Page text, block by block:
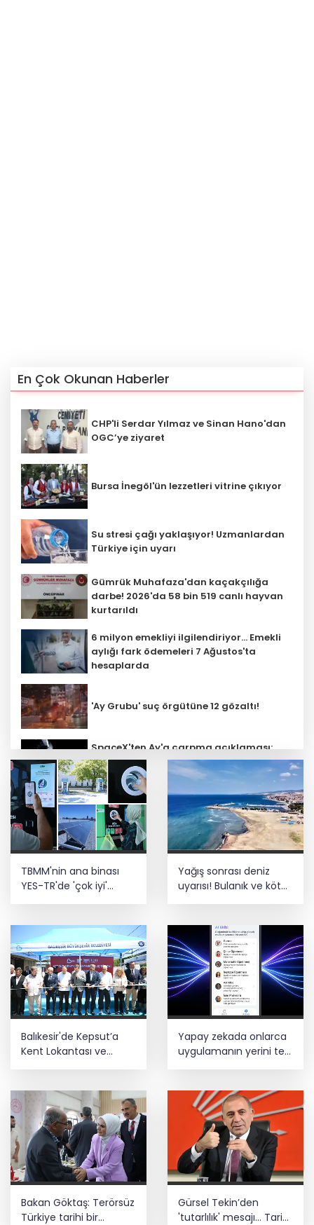
En Çok Okunan Haberler
CHP'li Serdar Yılmaz ve Sinan Hano'dan
OGC’ye ziyaret
Bursa İnegöl'ün lezzetleri vitrine çıkıyor
Su stresi çağı yaklaşıyor! Uzmanlardan
Türkiye için uyarı
Gümrük Muhafaza'dan kaçakçılığa
darbe! 2026'da 58 bin 519 canlı hayvan
kurtarıldı
6 milyon emekliyi ilgilendiriyor... Emekli
aylığı fark ödemeleri 7 Ağustos'ta
hesaplarda
'Ay Grubu' suç örgütüne 12 gözaltı!
SpaceX'ten Ay'a çarpma açıklaması:
Sorumlu uzay operasyonları için
çalışıyoruz
Bozcaada mercan resifleri için koruma
seferberliği... 180 deniz canlısı türü kayıt
altına alındı
Türk F-16'ları NATO görevi için
Estonya'da... MSB yerli savunma
sistemleriyle güçleniyor
ediyor... Hudutlarda 490 kişi yakalandı
TBMM'nin ana binası
YES-TR'de 'çok iyi'
Yağış sonrası deniz
uyarısı! Bulanık ve kötü
Balıkesir'de Kepsut’a
Kent Lokantası ve
altyapı desteği
Yapay zekada onlarca
uygulamanın yerini tek
asistan alabilir
Bakan Göktaş: Terörsüz
Türkiye tarihi bir
Gürsel Tekin’den
'tutarlılık' mesajı... Tarihi